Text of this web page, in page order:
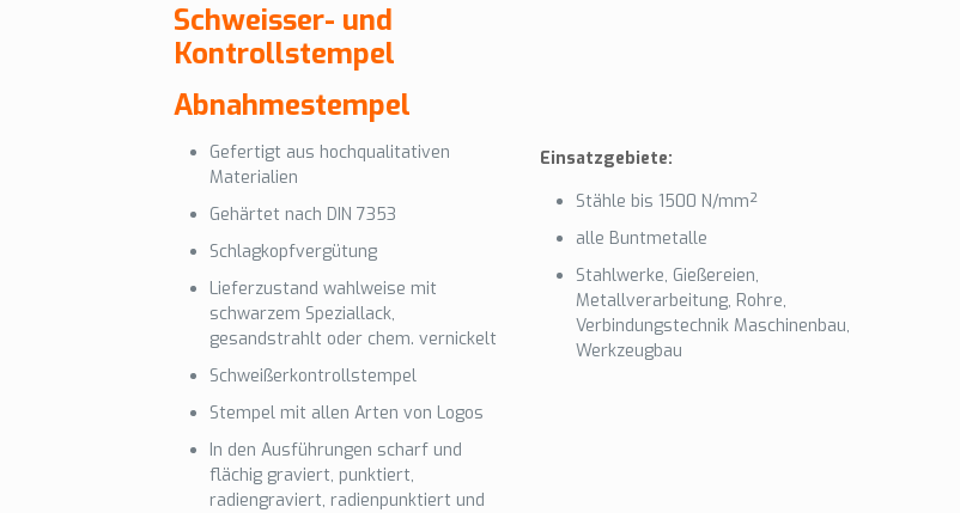
Schweisser- und
Kontrollstempel
Abnahmestempel
Gefertigt aus hochqualitativen
Materialien
Gehärtet nach DIN 7353
Schlagkopfvergütung
Lieferzustand wahlweise mit
schwarzem Speziallack,
gesandstrahlt oder chem. vernickelt
Schweißerkontrollstempel
Stempel mit allen Arten von Logos
In den Ausführungen scharf und
flächig graviert, punktiert,
radiengraviert, radienpunktiert und
Einsatzgebiete:
Stähle bis 1500 N/mm²
alle Buntmetalle
Stahlwerke, Gießereien,
Metallverarbeitung, Rohre,
Verbindungstechnik Maschinenbau,
Werkzeugbau